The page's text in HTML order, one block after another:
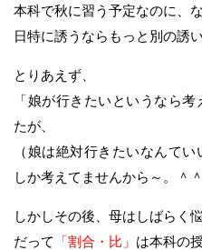
本科で秋に習う予定なのに、
日特に誘うならもっと別の誘
とりあえず、
「娘が行きたいというなら
たが、
（娘は絶対行きたいなんて
しか考えてませんから～。＾＾
しかしその後、母はしばらく
だって
「割合・比」 は本科の